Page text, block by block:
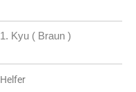
1. Kyu ( Braun )
Helfer